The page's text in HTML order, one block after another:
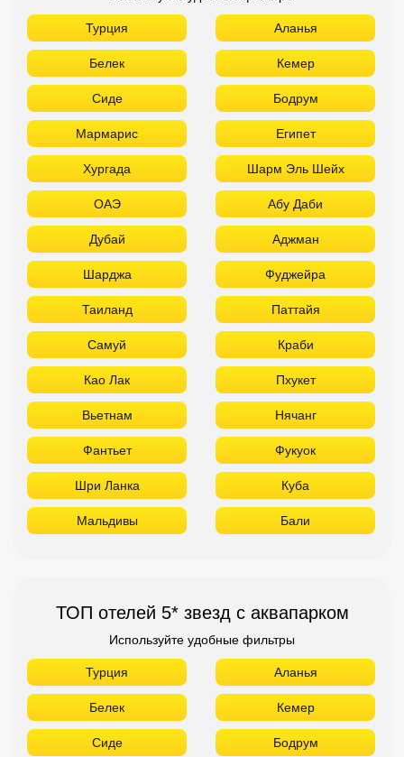
Турция Аланья
Белек Кемер
Сиде Бодрум
Мармарис Египет
Хургада Шарм Эль Шейх
ОАЭ Абу Даби
Дубай Аджман
Шарджа Фуджейра
Таиланд Паттайя
Самуй Краби
Као Лак Пхукет
Вьетнам Нячанг
Фантьет Фукуок
Шри Ланка Куба
Мальдивы Бали
ТОП отелей 5* звезд с аквапарком
Используйте удобные фильтры
Турция Аланья
Белек Кемер
Сиде Бодрум